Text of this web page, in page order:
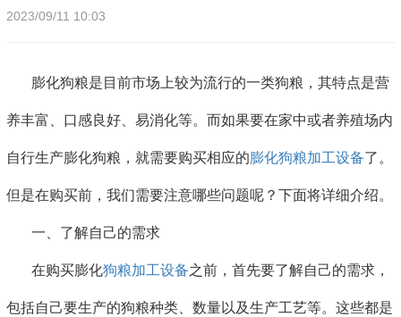
2023/09/11 10:03
膨化狗粮是目前市场上较为流行的一类狗粮，其特点是营
养丰富、口感良好、易消化等。而如果要在家中或者养殖场内
自行生产膨化狗粮，就需要购买相应的膨化狗粮加工设备了。
但是在购买前，我们需要注意哪些问题呢？下面将详细介绍。
一、了解自己的需求
在购买膨化狗粮加工设备之前，首先要了解自己的需求，
包括自己要生产的狗粮种类、数量以及生产工艺等。这些都是